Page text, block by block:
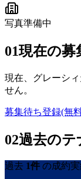
写真準備中
01現在の募
現在、 グレーシ
せん。
募集待ち登録(無
02過去のテ
過去 1件 の成約